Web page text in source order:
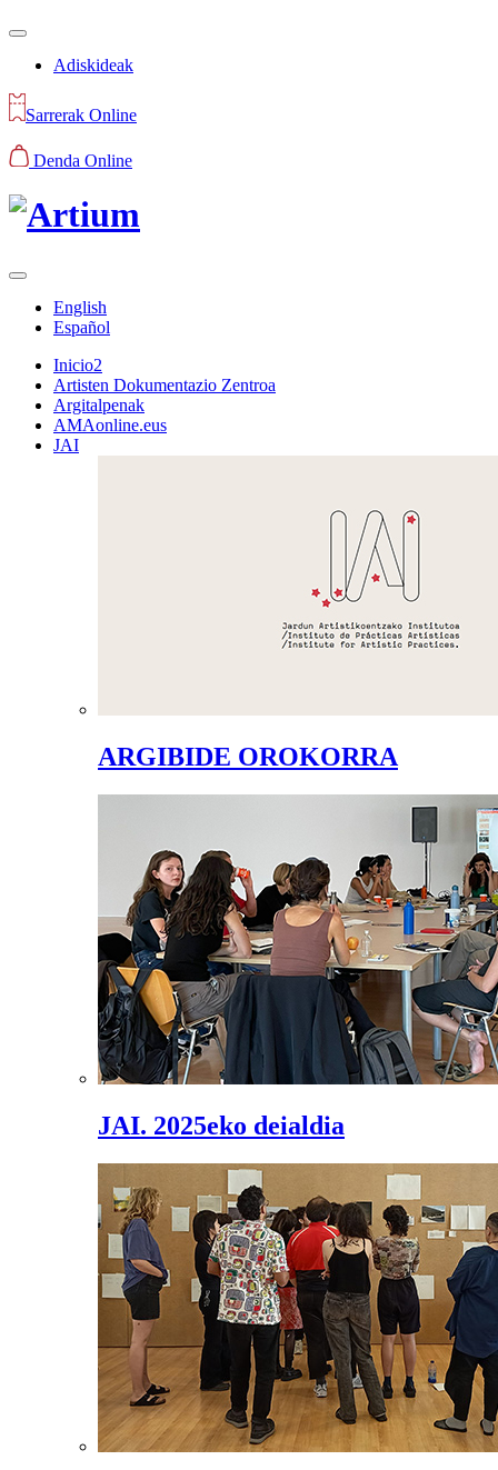
Adiskideak
Sarrerak Online
Denda Online
English
Español
Inicio2
Artisten Dokumentazio Zentroa
Argitalpenak
AMAonline.eus
JAI
ARGIBIDE OROKORRA
JAI. 2025eko deialdia